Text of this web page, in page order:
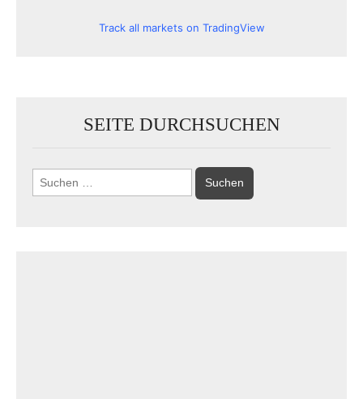
Track all markets on TradingView
SEITE DURCHSUCHEN
Suchen
nach: